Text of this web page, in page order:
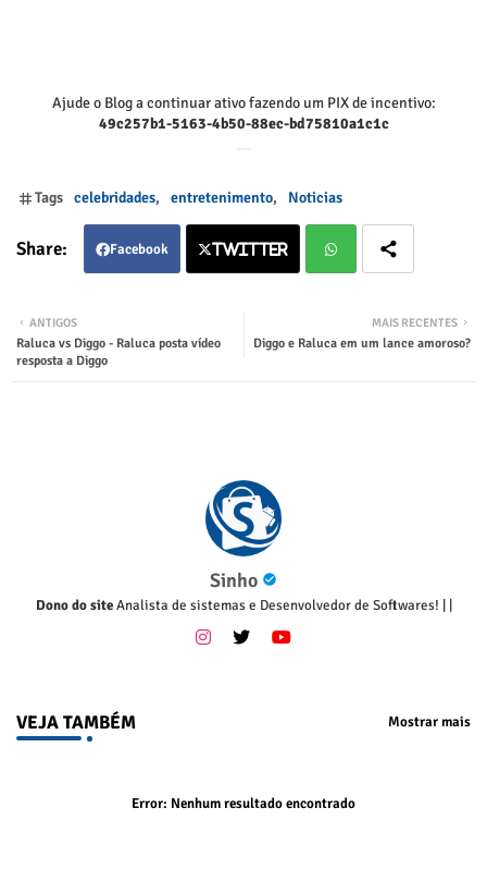
Ajude o Blog a continuar ativo fazendo um PIX de incentivo:
49c257b1-5163-4b50-88ec-bd75810a1c1c
Tags celebridades entretenimento Noticias
Facebook Twitter
Twitter
tsap
MAIS RECENTES
Diggo e Raluca em um lance amoroso?
ANTIGOS
Raluca vs Diggo - Raluca posta vídeo
resposta a Diggo
Sinho
Dono do site Analista de sistemas e Desenvolvedor de Softwares!
VEJA TAMBÉM Mostrar mais
Error: Nenhum resultado encontrado